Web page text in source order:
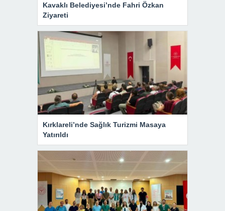
Kavaklı Belediyesi’nde Fahri Özkan
Ziyareti
Kırklareli’nde Sağlık Turizmi Masaya
Yatırıldı